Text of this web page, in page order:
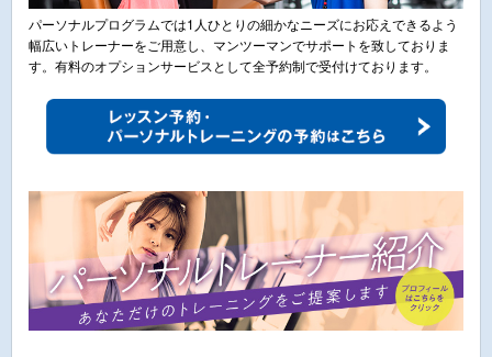
パーソナルプログラムでは1人ひとりの細かなニーズにお応えできるよう
幅広いトレーナーをご用意し、マンツーマンでサポートを致しておりま
す。有料のオプションサービスとして全予約制で受付けております。